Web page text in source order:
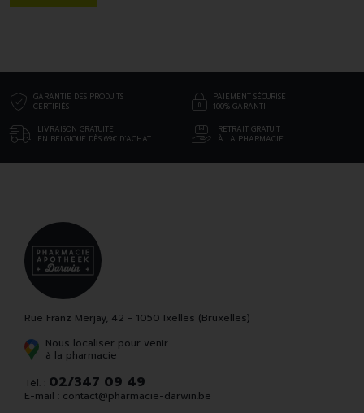
GARANTIE DES PRODUITS
CERTIFIÉS
PAIEMENT SÉCURISÉ
100% GARANTI
LIVRAISON GRATUITE
EN BELGIQUE DÈS 69€ D’ACHAT
RETRAIT GRATUIT
À LA PHARMACIE
Rue Franz Merjay, 42 - 1050 Ixelles (Bruxelles)
Nous localiser pour venir
à la pharmacie
Tél. : 02/347 09 49
E-mail : contact@pharmacie-darwin.be